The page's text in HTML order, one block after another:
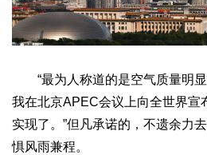
“最为人称道的是空气质量明显
我在北京APEC会议上向全世界宣
实现了。”但凡承诺的，不遗余力
惧风雨兼程。